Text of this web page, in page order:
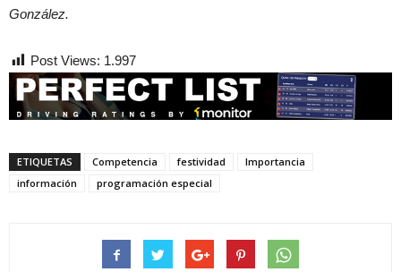
González.
Post Views: 1.997
ETIQUETAS Competencia festividad
Importancia
información
programación especial